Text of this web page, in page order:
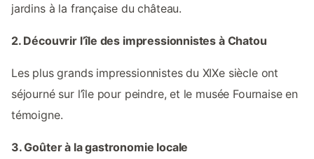
jardins à la française du château.
2. Découvrir l’île des impressionnistes à Chatou
Les plus grands impressionnistes du XIXe siècle ont
séjourné sur l’île pour peindre, et le musée Fournaise en
témoigne.
3. Goûter à la gastronomie locale